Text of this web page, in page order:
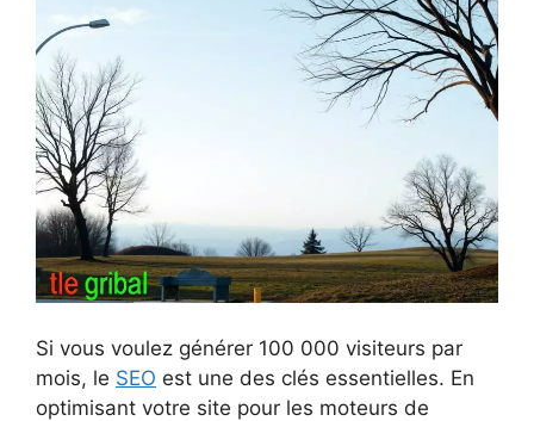
Si vous voulez générer 100 000 visiteurs par
mois, le SEO est une des clés essentielles. En
optimisant votre site pour les moteurs de